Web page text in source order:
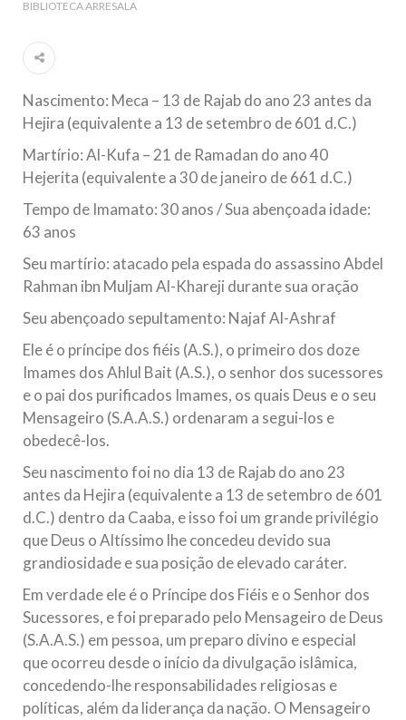
Ano Novo Islâmico e Início de Muharam
Islâmico no Brasil parabeniza a nação islâmica pela chegada
no ano novo muçulmano de 1435 Hejrita. Desejamos a
todos os irmãos e irmãs um novo
10 DE NOVEMBRO DE 2013
Falecimento do Imam Ali Ibn Al-Hussein
(A.S.)
Em nome de Deus, o Clemente, o Misericordioso! Diante da
muçulmanos, o Imam Ali Ibn Al-Hussein Ibn Ali Ibn Abi Táleb
(A.S.), conhecido por “Zein Al-Ábidin” (Formosura
NOTÍCIAS
3 DE JULHO DE 2014
Centro Islâmico no Brasil recebe o ex-
ministro das Relações Exteriores da
República Islâmica do Irã
Na noite da quinta-feira, 03 de Abril, o Centro Islâmico no
Brasil recebeu em sua sede, em São Paulo, o ex-ministro das
Relações Exteriores da República Islâmica do Irã, Sr. Kamal
BIBLIOTECA ARRESALA
Nascimento: Meca – 13 de Rajab do ano 23 antes da
Hejira (equivalente a 13 de setembro de 601 d.C.)
Martírio: Al-Kufa – 21 de Ramadan do ano 40
Hejerita (equivalente a 30 de janeiro de 661 d.C.)
Tempo de Imamato: 30 anos / Sua abençoada idade:
63 anos
Seu martírio: atacado pela espada do assassino Abdel
Rahman ibn Muljam Al-Khareji durante sua oração
Seu abençoado sepultamento: Najaf Al-Ashraf
Ele é o príncipe dos fiéis (A.S.), o primeiro dos doze
Imames dos Ahlul Bait (A.S.), o senhor dos sucessores
e o pai dos purificados Imames, os quais Deus e o seu
Mensageiro (S.A.A.S.) ordenaram a segui-los e
obedecê-los.
Seu nascimento foi no dia 13 de Rajab do ano 23
antes da Hejira (equivalente a 13 de setembro de 601
d.C.) dentro da Caaba, e isso foi um grande privilégio
que Deus o Altíssimo lhe concedeu devido sua
grandiosidade e sua posição de elevado caráter.
Em verdade ele é o Príncipe dos Fiéis e o Senhor dos
Sucessores, e foi preparado pelo Mensageiro de Deus
(S.A.A.S.) em pessoa, um preparo divino e especial
que ocorreu desde o início da divulgação islâmica,
concedendo-lhe responsabilidades religiosas e
políticas, além da liderança da nação. O Mensageiro